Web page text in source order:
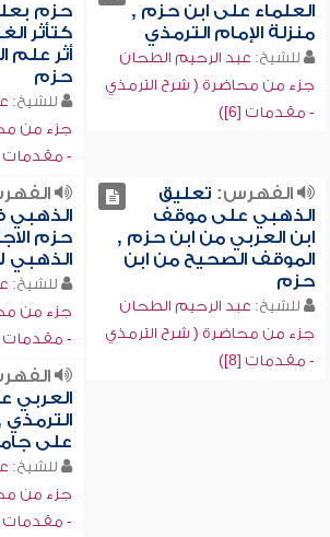
العلماء على ابن حزم ,
منزلة الإمام الترمذي
للشيخ: عبد الرحيم الطحان
جزء من محاضرة ( شرح الترمذي
- مقدمات [6])
حزم
كتأثر
أثر علم
حزم
للشيخ:
جزء من
- مقدمات
الفهرس: تعليق
الذهبي على موقف
ابن العربي من ابن حزم ,
الموقف الصحيح من ابن
حزم
للشيخ: عبد الرحيم الطحان
جزء من محاضرة ( شرح الترمذي
- مقدمات [8])
الذهبي
حزم
الذهبي
للشيخ:
جزء من
- مقدمات
العربي
الترمذي
على
للشيخ:
جزء من
- مقدمات